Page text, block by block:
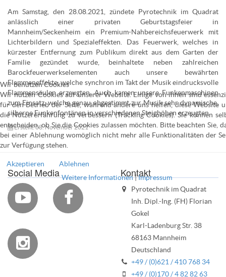
Am Samstag, den 28.08.2021, zündete Pyrotechnik im Quadrat
anlässlich einer privaten Geburtstagsfeier in
Mannheim/Seckenheim ein Premium-Nahbereichsfeuerwerk mit
Lichterbildern und Spezialeffekten. Das Feuerwerk, welches in
kürzester Entfernung zum Publikum direkt aus dem Garten der
Familie gezündet wurde, beinhaltete neben zahlreichen
Barockfeuerwerkselementen auch unsere bewährten
Flammeneffekte, welche synchron im Takt der Musik eindrucksvolle
Flammensäulen erzeugten. Auch kamen unsere Funkenmaschinen
zum Einsatz, welche genau abgestimmt zur Musik sehr dynamische,
silberne Funkenfontänen in verschiedenen Steighöhen erzeugten.
Erstellt: 08. November 2021
Social Media
 

Kontakt
Pyrotechnik im Quadrat
Inh. Dipl.-Ing. (FH) Florian
Gokel
Karl-Ladenburg Str. 38
68163 Mannheim
Deutschland
+49 / (0)621 / 410 768 34
+49 / (0)170 / 4 82 82 63
Wir benutzen Cookies
Wir nutzen Cookies auf unserer Website. Einige von ihnen sind
für den Betrieb der Seite, während andere uns helfen, diese Website
die Nutzererfahrung zu verbessern (Tracking Cookies). Sie können
entscheiden, ob Sie die Cookies zulassen möchten. Bitte beachten Sie,
bei einer Ablehnung womöglich nicht mehr alle Funktionalitäten der
zur Verfügung stehen.
Akzeptieren
Ablehnen
Weitere Informationen|Impressum